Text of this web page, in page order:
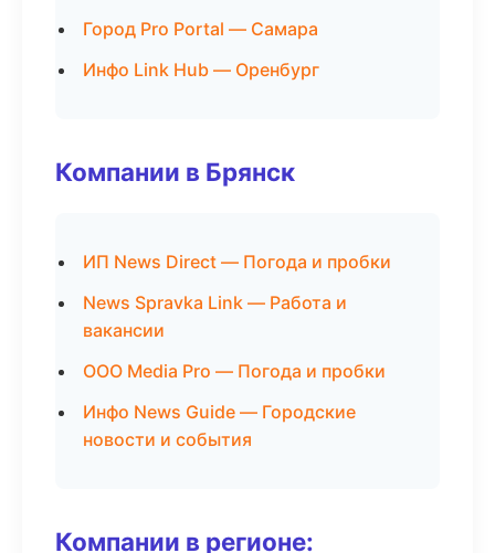
Город Pro Portal — Самара
Инфо Link Hub — Оренбург
Компании в Брянск
ИП News Direct — Погода и пробки
News Spravka Link — Работа и
вакансии
ООО Media Pro — Погода и пробки
Инфо News Guide — Городские
новости и события
Компании в регионе: